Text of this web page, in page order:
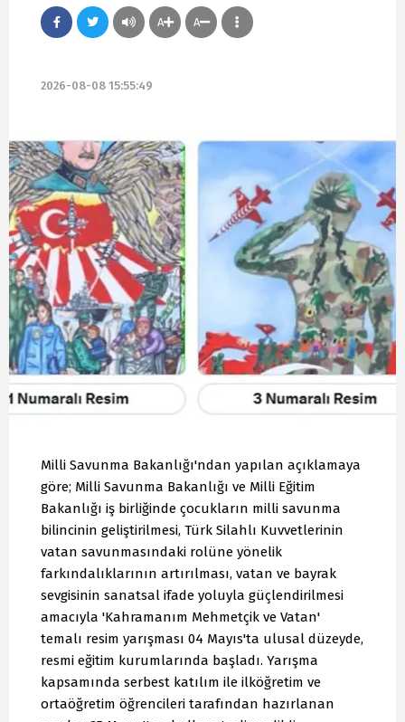
A A
2026-08-08 15:55:49
Milli Savunma Bakanlığı'ndan yapılan açıklamaya
göre; Milli Savunma Bakanlığı ve Milli Eğitim
Bakanlığı iş birliğinde çocukların milli savunma
bilincinin geliştirilmesi, Türk Silahlı Kuvvetlerinin
vatan savunmasındaki rolüne yönelik
farkındalıklarının artırılması, vatan ve bayrak
sevgisinin sanatsal ifade yoluyla güçlendirilmesi
amacıyla 'Kahramanım Mehmetçik ve Vatan'
temalı resim yarışması 04 Mayıs'ta ulusal düzeyde,
resmi eğitim kurumlarında başladı. Yarışma
kapsamında serbest katılım ile ilköğretim ve
ortaöğretim öğrencileri tarafından hazırlanan